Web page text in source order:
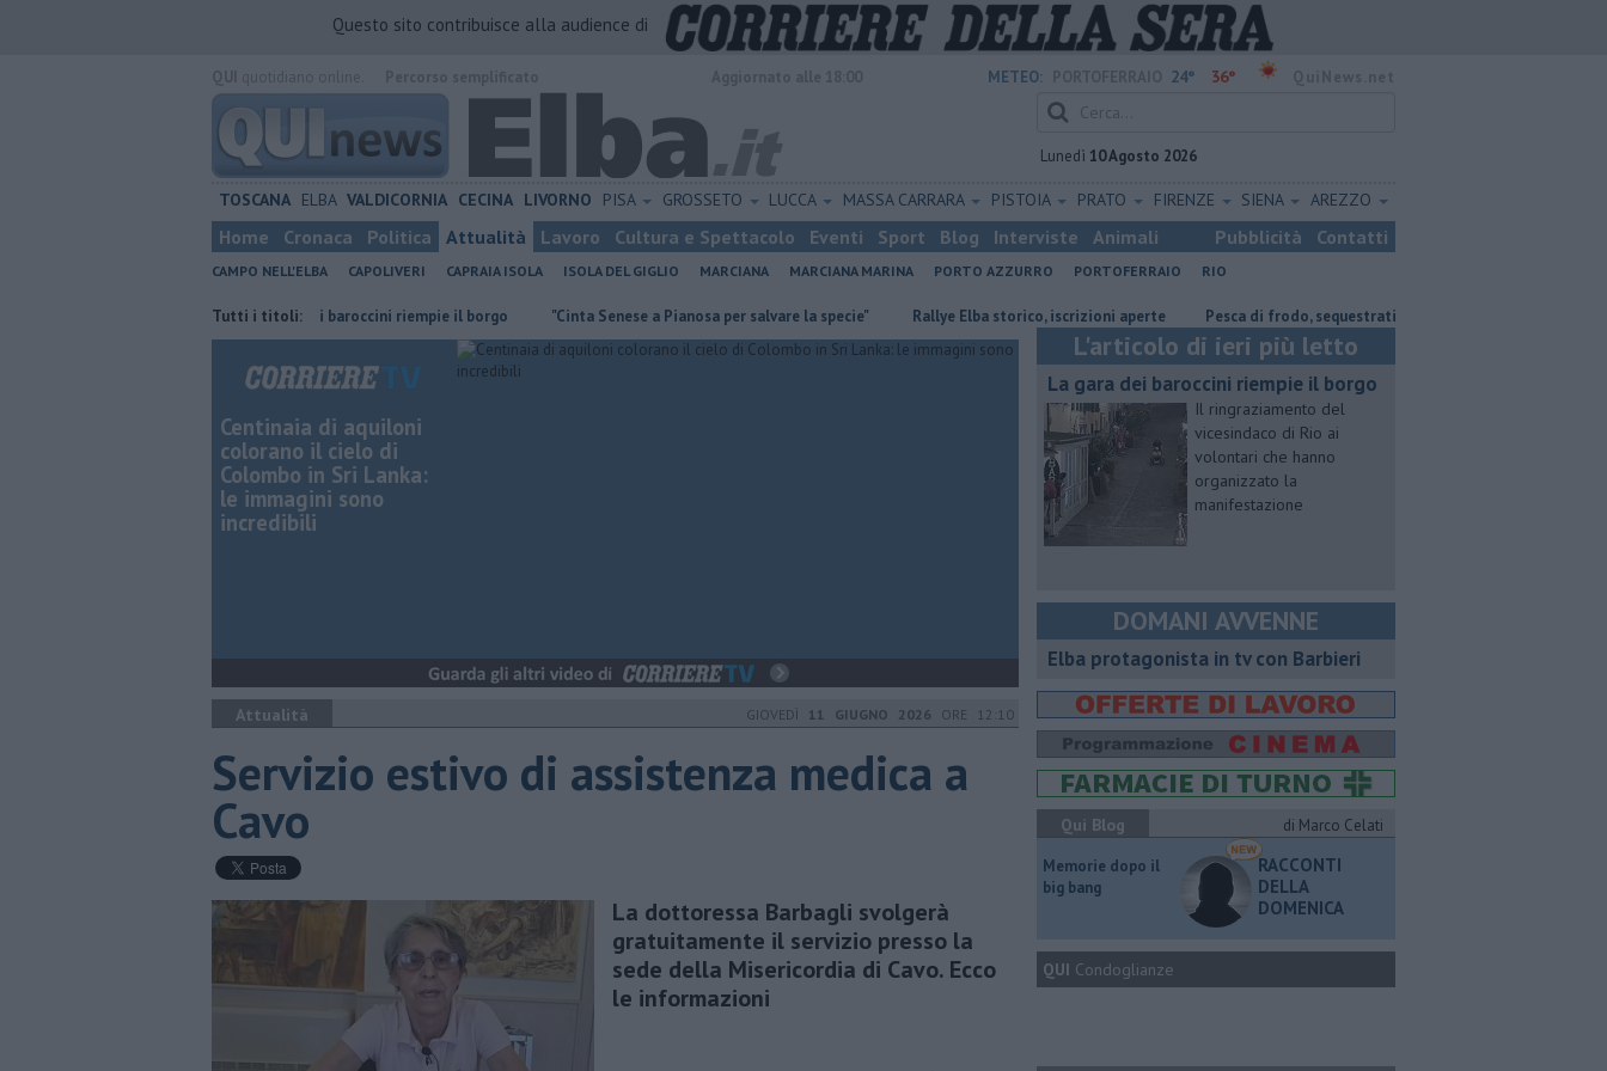
Questo sito contribuisce alla audience di
METEO: 24° 36°
Lunedì 10 Agosto 2026
TOSCANA ELBA VALDICORNIA CECINA LIVORNO PISA GROSSETO LUCCA MASSA CARRARA PISTOIA PRATO FIRENZE SIENA AREZZO
Home Cronaca Politica Attualità Lavoro Cultura e Spettacolo Eventi Sport Blog Interviste Animali Pubblicità Contatti
CAMPO NELL'ELBA CAPOLIVERI CAPRAIA ISOLA ISOLA DEL GIGLIO MARCIANA MARCIANA MARINA PORTO AZZURRO PORTOFERRAIO RIO
Tutti i titoli:
La gara dei baroccini riempie il borgo "Cinta Senese a Pianosa per salvare la specie" Rallye Elba storico, iscrizioni aperte Pesca di frodo, sequestrati 21 chilometri di reti
Centinaia di aquiloni
colorano il cielo di
Colombo in Sri Lanka:
le immagini sono
incredibili
Attualità GIOVEDÌ 11 GIUGNO 2026 ORE 12:10
Servizio estivo di assistenza medica a
Cavo
La dottoressa Barbagli svolgerà
gratuitamente il servizio presso la
sede della Misericordia di Cavo. Ecco
le informazioni
L'articolo di ieri più letto
La gara dei baroccini riempie il borgo
Il ringraziamento del
vicesindaco di Rio ai
volontari che hanno
organizzato la
manifestazione
DOMANI AVVENNE
Elba protagonista in tv con Barbieri
Qui Blog
di Marco Celati
Memorie dopo il
big bang
RACCONTI
DELLA
DOMENICA
QUI Condoglianze